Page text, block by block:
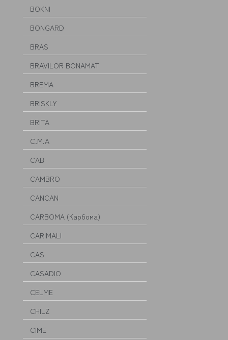
BOKNI
BONGARD
BRAS
BRAVILOR BONAMAT
BREMA
BRISKLY
BRITA
C.M.A
CAB
CAMBRO
CANCAN
CARBOMA (Карбома)
CARIMALI
CAS
CASADIO
CELME
CHILZ
CIME